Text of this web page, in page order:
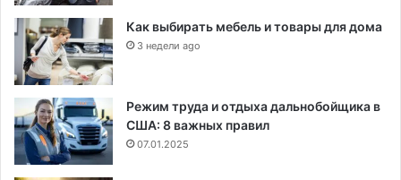
Как выбирать мебель и товары для дома
3 недели ago
Режим труда и отдыха дальнобойщика в
США: 8 важных правил
07.01.2025